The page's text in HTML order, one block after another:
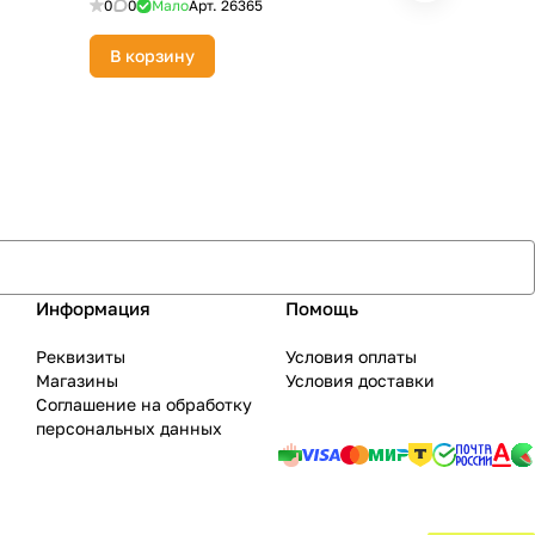
0 0 МалоАрт. 26365
В корзину
Информация
Реквизиты
Магазины
Соглашение на обработку
персональных данных
Помощь
Условия оплаты
Условия доставки